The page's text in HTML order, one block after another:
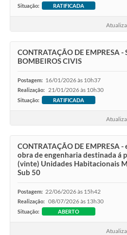
Situação: RATIFICADA
CONTRATAÇÃO DE EMPRESA -
BOMBEIROS CIVIS
Postagem: 16/01/2026 às 10h37
Realização: 21/01/2026 às 10h30
Situação: RATIFICADA
CONTRATAÇÃO DE EMPRESA -
obra de engenharia destinada á
(vinte) Unidades Habitacionais
Sub 50
Postagem: 22/06/2026 às 15h42
Realização: 08/07/2026 às 13h30
Situação: ABERTO